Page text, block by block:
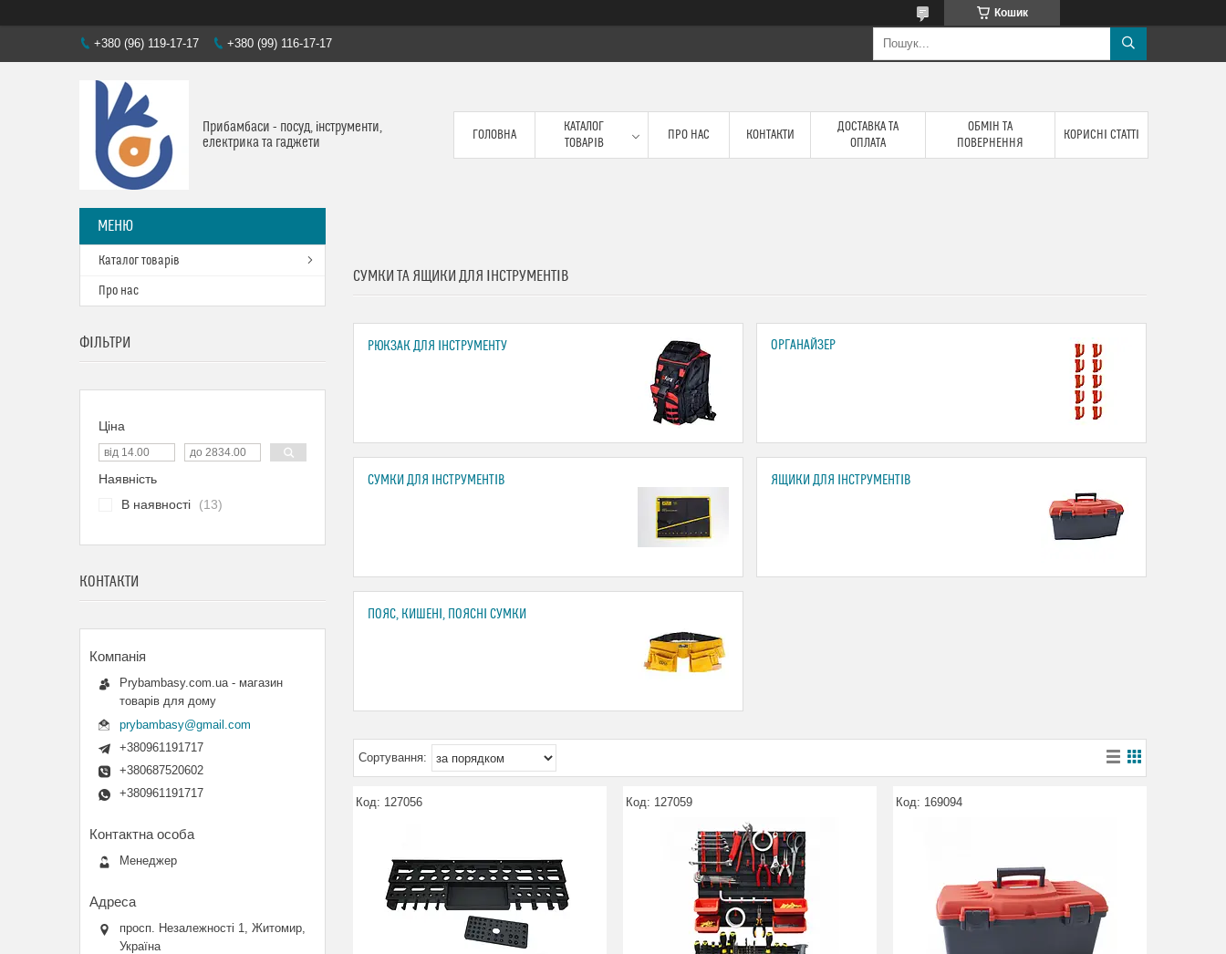
Кошик
+380 (96) 119-17-17 +380 (99) 116-17-17
Прибамбаси - посуд, інструменти,
електрика та гаджети
ГОЛОВНА
КАТАЛОГ
ТОВАРІВ
ПРО НАС КОНТАКТИ
ДОСТАВКА ТА
ОПЛАТА
ОБМІН ТА
ПОВЕРНЕННЯ
КОРИСНІ СТАТТІ
СУМКИ ТА ЯЩИКИ ДЛЯ ІНСТРУМЕНТІВ
РЮКЗАК ДЛЯ ІНСТРУМЕНТУ ОРГАНАЙЗЕР
СУМКИ ДЛЯ ІНСТРУМЕНТІВ ЯЩИКИ ДЛЯ ІНСТРУМЕНТІВ
ПОЯС, КИШЕНІ, ПОЯСНІ СУМКИ
127056 127059 169094
Каталог товарів
Про нас
ФІЛЬТРИ
Ціна
Наявність
В наявності
13
КОНТАКТИ
Prybambasy.com.ua - магазин
товарів для дому
prybambasy@gmail.com
+380961191717
+380687520602
+380961191717
Менеджер
просп. Незалежності 1, Житомир,
Україна